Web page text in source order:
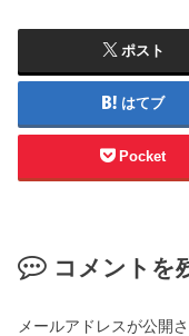
ポスト
はてブ
Pocket
コメントを
メールアドレスが公開